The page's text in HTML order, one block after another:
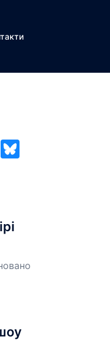
Bluesky